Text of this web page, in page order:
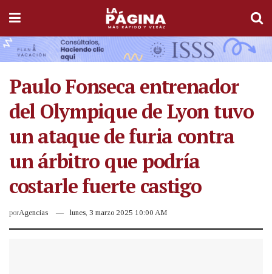
Paulo Fonseca entrenador
del Olympique de Lyon tuvo
un ataque de furia contra
un árbitro que podría
costarle fuerte castigo
porAgencias lunes, 3 marzo 2025 10:00 AM